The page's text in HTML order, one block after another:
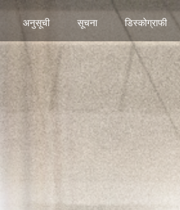
अनुसूची सूचना डिस्कोग्राफी